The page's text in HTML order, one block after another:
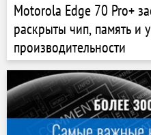
Motorola Edge 70 Pro+
раскрыты чип, память и
производительности